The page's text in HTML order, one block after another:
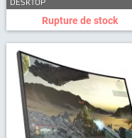
Rupture de stock